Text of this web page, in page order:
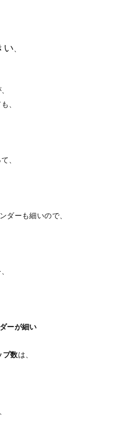
い
、
、
ダーも細いので、
ーが細い
プ数は、